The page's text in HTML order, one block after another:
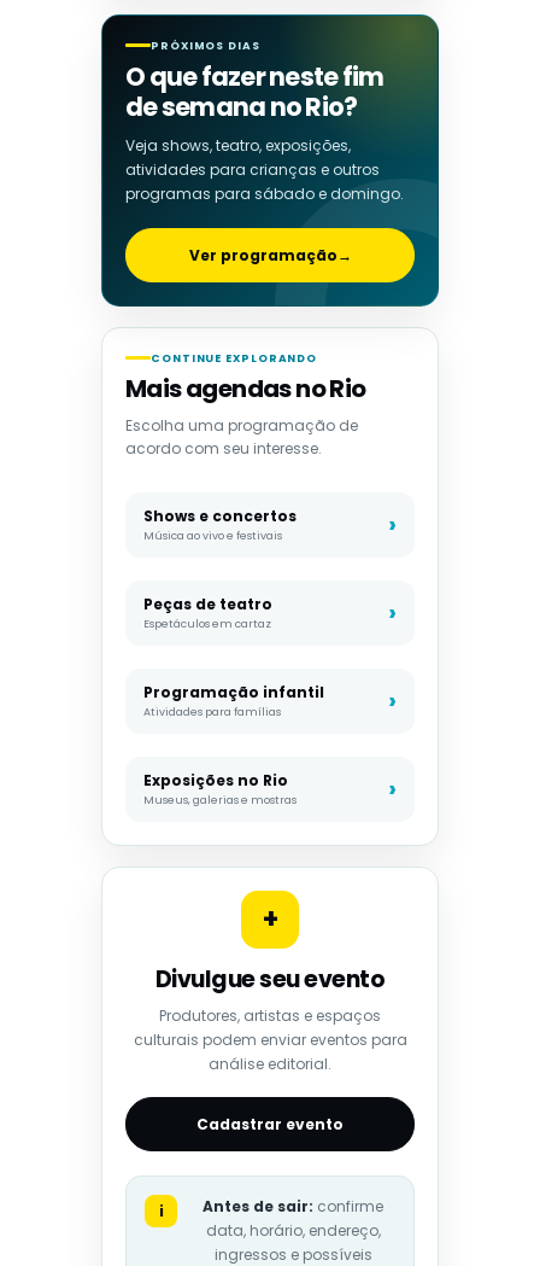
PRÓXIMOS DIAS
O que fazer neste fim
de semana no Rio?
Veja shows, teatro, exposições,
atividades para crianças e outros
programas para sábado e domingo.
Ver programação→
CONTINUE EXPLORANDO
Mais agendas no Rio
Escolha uma programação de
acordo com seu interesse.
Shows e concertos
Música ao vivo e festivais
Peças de teatro
Espetáculos em cartaz
Programação infantil
Atividades para famílias
Exposições no Rio
Museus, galerias e mostras
+
Divulgue seu evento
Produtores, artistas e espaços
culturais podem enviar eventos para
análise editorial.
Cadastrar evento
i Antes de sair: confirme
data, horário, endereço,
ingressos e possíveis